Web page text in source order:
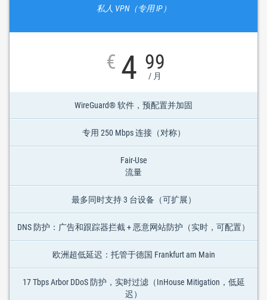
私人 VPN（专用 IP）
€ 4 99
/ 月
WireGuard® 软件，预配置并加固
专用 250 Mbps 连接（对称）
Fair-Use
流量
最多同时支持 3 台设备（可扩展）
DNS 防护：广告和跟踪器拦截 + 恶意网站防护（实时，可配置）
欧洲超低延迟：托管于德国 Frankfurt am Main
17 Tbps Arbor DDoS 防护，实时过滤（InHouse Mitigation，低延
迟）